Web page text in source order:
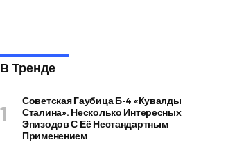
В Тренде
Советская Гаубица Б-4 «Кувалды
Сталина». Несколько Интересных
Эпизодов С Её Нестандартным
Применением